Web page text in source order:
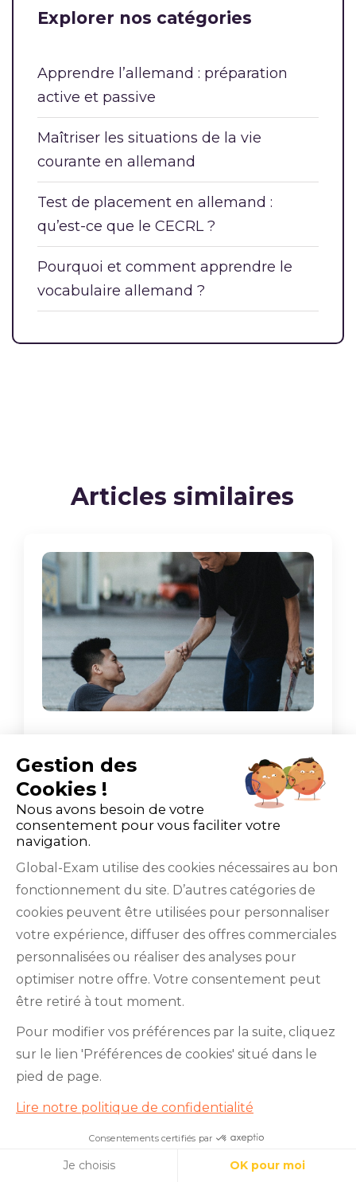
Apprenez l’allemand avec nous !
Explorer nos catégories
Apprendre l’allemand : préparation
active et passive
Maîtriser les situations de la vie
courante en allemand
Test de placement en allemand :
qu’est-ce que le CECRL ?
Pourquoi et comment apprendre le
vocabulaire allemand ?
Articles similaires
Comment dire bonjour en
allemand et saluer
correctement
Qu'est-ce que le niveau B2
allemand et comment en
attester?
Gestion des
Cookies !
Nous avons besoin de votre
consentement pour vous faciliter votre
navigation.
Global-Exam utilise des cookies nécessaires au bon
fonctionnement du site. D’autres catégories de
cookies peuvent être utilisées pour personnaliser
votre expérience, diffuser des offres commerciales
personnalisées ou réaliser des analyses pour
optimiser notre offre. Votre consentement peut
être retiré à tout moment.
Pour modifier vos préférences par la suite, cliquez
sur le lien 'Préférences de cookies' situé dans le
pied de page.
Lire notre politique de confidentialité
Consentements certifiés par
Je choisis OK pour moi
Cookies